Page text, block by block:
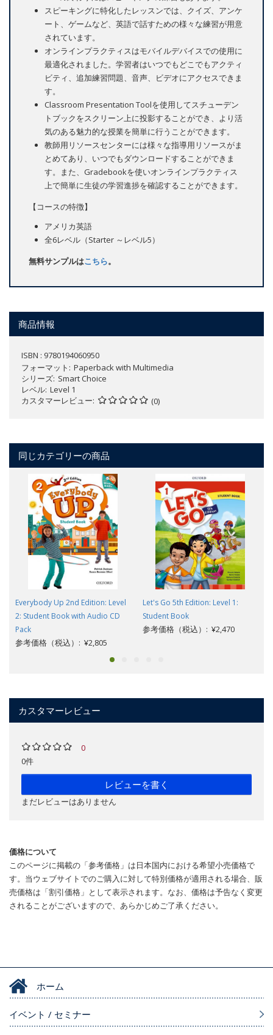
スピーキングに特化したレッスンでは、クイズ、アンケ
ート、ゲームなど、英語で話すための様々な練習が用意
されています。
オンラインプラクティスはモバイルデバイスでの使用に
最適化されました。学習者はいつでもどこでもアクティ
ビティ、追加練習問題、音声、ビデオにアクセスできま
す。
Classroom Presentation Toolを使用してスチューデン
トブックをスクリーン上に投影することができ、より活
気のある魅力的な授業を簡単に行うことができます。
教師用リソースセンターには様々な指導用リソースがま
とめてあり、いつでもダウンロードすることができま
す。また、Gradebookを使いオンラインプラクティス
上で簡単に生徒の学習進捗を確認することができます。
【コースの特徴】
アメリカ英語
全6レベル（Starter ～レベル5）
無料サンプルはこちら。
商品情報
ISBN : 9780194060950
フォーマット
Paperback with Multimedia
シリーズ Smart Choice
レベル Level 1
カスタマーレビュー
(0)
同じカテゴリーの商品
Everybody Up 2nd Edition: Level
2: Student Book with Audio CD
Pack
参考価格（税込）: ¥2,805
Let's Go 5th Edition: Level 1:
Student Book
参考価格（税込）: ¥2,470
カスタマーレビュー
0
0件
レビューを書く
まだレビューはありません
価格について
このページに掲載の「参考価格」は日本国内における希望小売価格で
す。当ウェブサイトでのご購入に対して特別価格が適用される場合、販
売価格は「割引価格」として表示されます。なお、価格は予告なく変更
されることがございますので、あらかじめご了承ください。
ホーム
イベント / セミナー